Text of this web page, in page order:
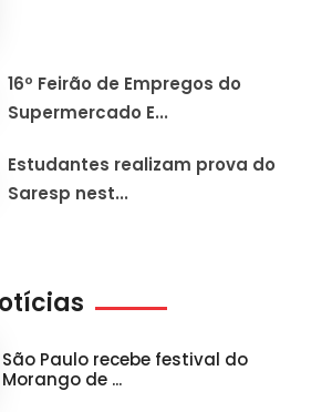
16º Feirão de Empregos do
Supermercado E...
Estudantes realizam prova do
Saresp nest...
São Paulo recebe festival do
Morango de ...